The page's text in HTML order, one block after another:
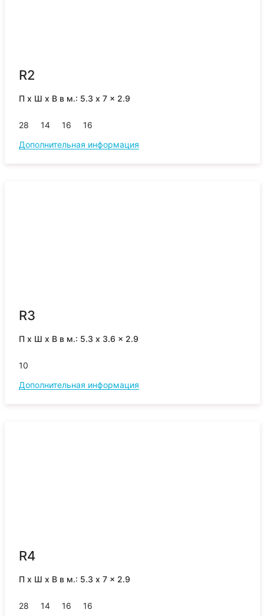
R2
П x Ш x В в м.: 5.3 x 7 x 2.9
28 14 16
16
Дополнительная информация
R3
П x Ш x В в м.: 5.3 x 3.6 x 2.9
10
Дополнительная информация
R4
П x Ш x В в м.: 5.3 x 7 x 2.9
28 14 16 16